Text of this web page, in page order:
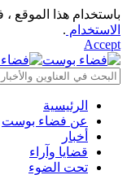
باستخدام هذا الموقع
الاستخدام .
Accept
الرئيسية
عن فضاء بوست
أخبار
قضايا وآراء
تحت الضوء